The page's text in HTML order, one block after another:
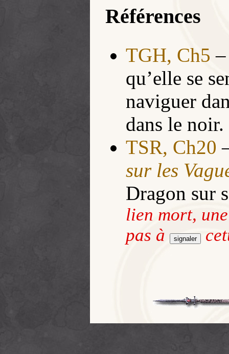
Références
TGH, Ch5
qu’elle se
naviguer
dans le noir.
TSR, Ch20
sur les
Dragon sur
lien mort,
pas à